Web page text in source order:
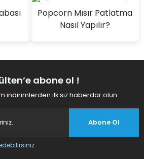
Popcorn Mısır Patlatma
Nasıl Yapılır?
abone ol !
indirimlerden ilk siz haberdar olun.
Abone Ol